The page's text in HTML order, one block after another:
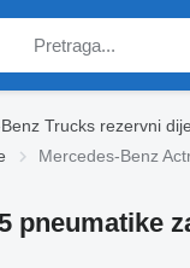
Trucks rezervni
Mercedes-Benz
pneumatikе